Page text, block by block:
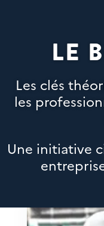
LE
Les clés
les
Une initiative